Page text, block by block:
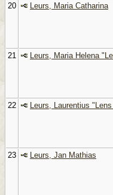
20
Leurs, Maria Catharina
21
Leurs, Maria Helena
22
Leurs, Laurentius
23
Leurs, Jan Mathias